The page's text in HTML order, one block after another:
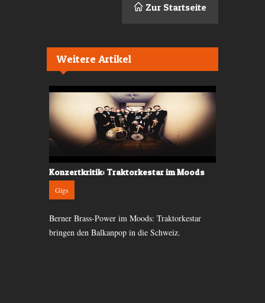
Zur Startseite
Weitere Artikel
Konzertkritik: Traktorkestar im Moods
Gigs
Berner Brass-Power im Moods: Traktorkestar
bringen den Balkanpop in die Schweiz.